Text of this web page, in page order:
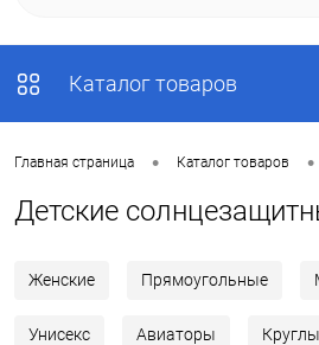
Каталог товаров
Главная страница • Каталог товаров •
Детские
Женские Прямоугольные
Унисекс Авиаторы